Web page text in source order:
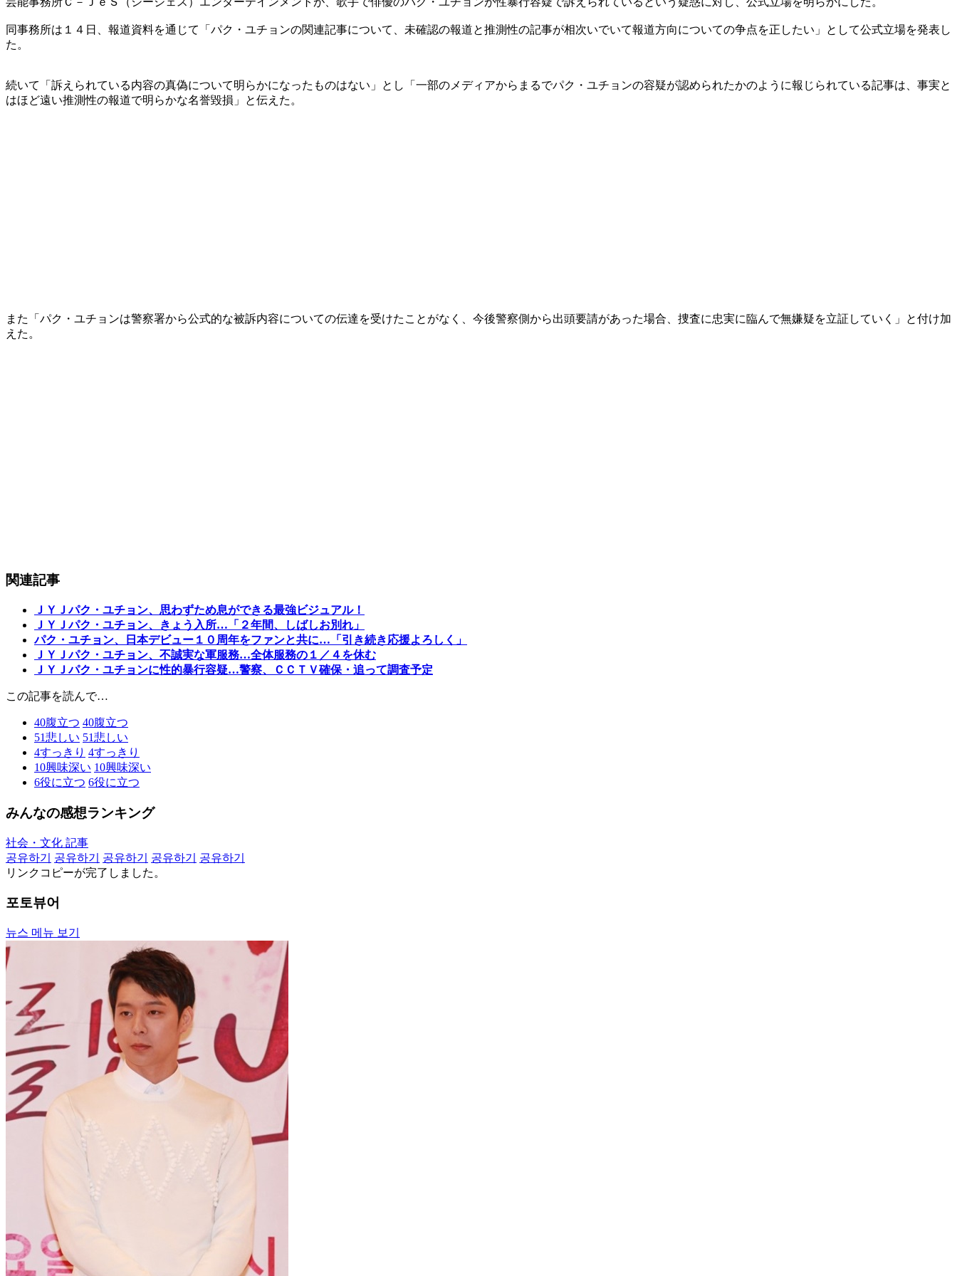
同事務所は１４日、報道資料を通じて「パク・ユチョンの関連記事について、未確認の報道と推測性の記事が相次いでいて報道方向についての争点を正したい」として公式立場を発表し
た。
続いて「訴えられている内容の真偽について明らかになったものはない」とし「一部のメディアからまるでパク・ユチョンの容疑が認められたかのように報じられている記事は、事実と
はほど遠い推測性の報道で明らかな名誉毀損」と伝えた。
また「パク・ユチョンは警察署から公式的な被訴内容についての伝達を受けたことがなく、今後警察側から出頭要請があった場合、捜査に忠実に臨んで無嫌疑を立証していく」と付け加
えた。
関連記事
ＪＹＪパク・ユチョン、思わずため息ができる最強ビジュアル！
ＪＹＪパク・ユチョン、きょう入所…「２年間、しばしお別れ」
パク・ユチョン、日本デビュー１０周年をファンと共に…「引き続き応援よろしく」
ＪＹＪパク・ユチョン、不誠実な軍服務…全体服務の１／４を休む
ＪＹＪパク・ユチョンに性的暴行容疑…警察、ＣＣＴＶ確保・追って調査予定
この記事を読んで…
40腹立つ 40腹立つ
51悲しい 51悲しい
4すっきり 4すっきり
10興味深い 10興味深い
6役に立つ 6役に立つ
みんなの感想ランキング
社会・文化 記事
공유하기
공유하기 공유하기 공유하기
공유하기
リンクコピーが完了しました。
포토뷰어
뉴스 메뉴 보기